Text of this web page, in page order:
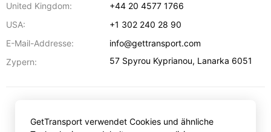
United Kingdom:
+44 20 4577 1766
USA:
+1 302 240 28 90
E-Mail-Addresse:
info@gettransport.com
Zypern:
57 Spyrou Kyprianou, Lanarka 6051
GetTransport verwendet Cookies und ähnliche